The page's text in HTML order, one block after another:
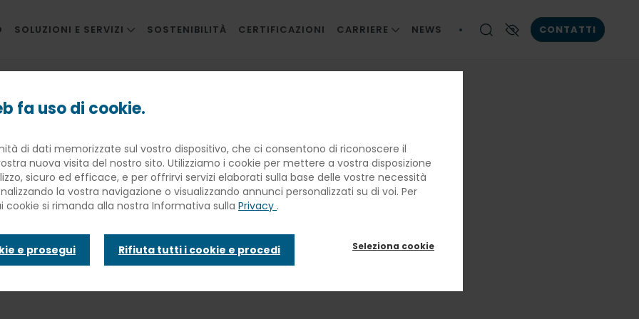
SOLUZIONI E SERVIZI
RISTORAZIONE AZIENDALE
RISTORAZIONE INNOVATIVA
SANITÀ
BANQUETING
TRAVEL CATERING
INFANZIA E WELFARE
SOSTENIBILITÀ CERTIFICAZIONI CARRIERE
LE NOSTRE PERSONE
NEWS CONTATTI
Elior: un'estate
scoperta e
fa uso di cookie.
di dati memorizzate sul vostro dispositivo, che ci consentono di riconoscere il
nuova visita del nostro sito. Utilizziamo i cookie per mettere a vostra disposizione
sicuro ed efficace, e per offrirvi servizi elaborati sulla base delle vostre necessità
la vostra navigazione o visualizzando annunci personalizzati su di voi. Per
cookie si rimanda alla nostra Informativa sulla Privacy .
e prosegui Rifiuta tutti i cookie e procedi Seleziona cookie